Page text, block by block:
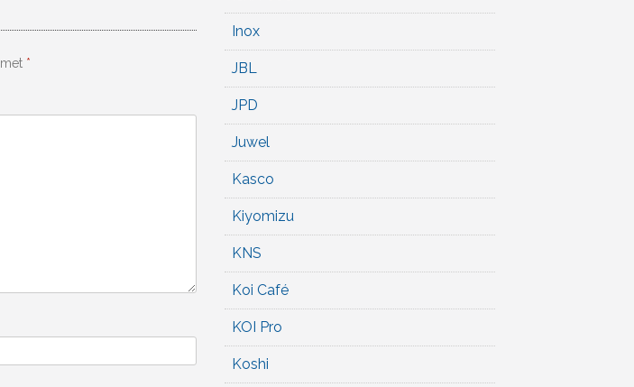
*
Inox
JBL
JPD
Juwel
Kasco
Kiyomizu
KNS
Koi Café
KOI Pro
Koshi